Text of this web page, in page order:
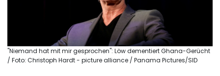
"Niemand hat mit mir gesprochen": Löw dementiert Ghana-Gerücht
/ Foto: Christoph Hardt - picture alliance / Panama Pictures/SID